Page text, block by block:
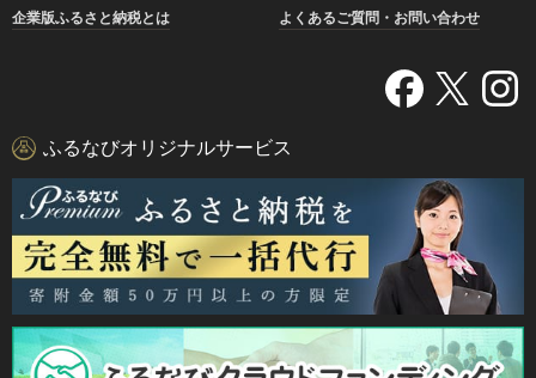
企業版ふるさと納税とは
よくあるご質問・お問い合わせ
ふるなびオリジナルサービス